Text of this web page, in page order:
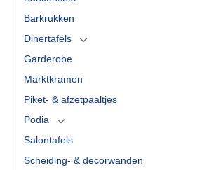
Barkrukken
Dinertafels
Garderobe
Marktkramen
Piket- & afzetpaaltjes
Podia
Salontafels
Scheiding- & decorwanden